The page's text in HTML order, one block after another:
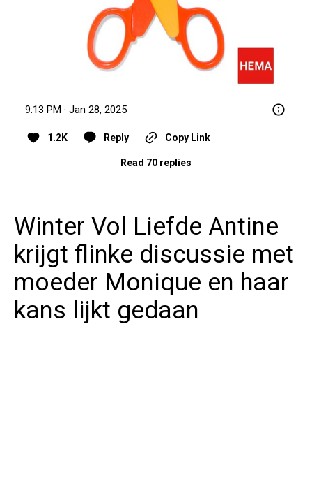
9:13 PM · Jan 28, 2025
1.2K Reply Copy Link
Read 70 replies
Winter Vol Liefde Antine
krijgt flinke discussie met
moeder Monique en haar
kans lijkt gedaan